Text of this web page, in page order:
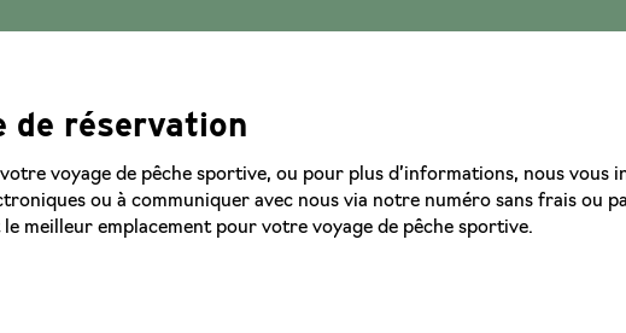
de réservation
voyage de pêche sportive, ou pour plus d’informations, nous vous
ou à communiquer avec nous via notre numéro sans frais ou
meilleur emplacement pour votre voyage de pêche sportive.